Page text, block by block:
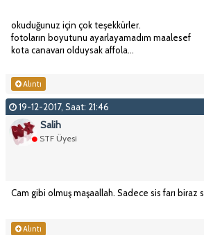
okuduğunuz için çok teşekkürler.
fotoların boyutunu ayarlayamadım maalesef
kota canavarı olduysak affola...
Alıntı
19-12-2017, Saat: 21:46
Salih
STF Üyesi
Cam gibi olmuş maşaallah. Sadece sis farı biraz
Alıntı